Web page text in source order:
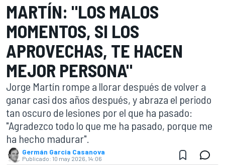
MARTÍN: "LOS MALOS
MOMENTOS, SI LOS
APROVECHAS, TE HACEN
MEJOR PERSONA"
Jorge Martín rompe a llorar después de volver a
ganar casi dos años después, y abraza el periodo
tan oscuro de lesiones por el que ha pasado:
"Agradezco todo lo que me ha pasado, porque me
ha hecho madurar".
Germán Garcia Casanova
Publicado: 10 may 2026, 14:06